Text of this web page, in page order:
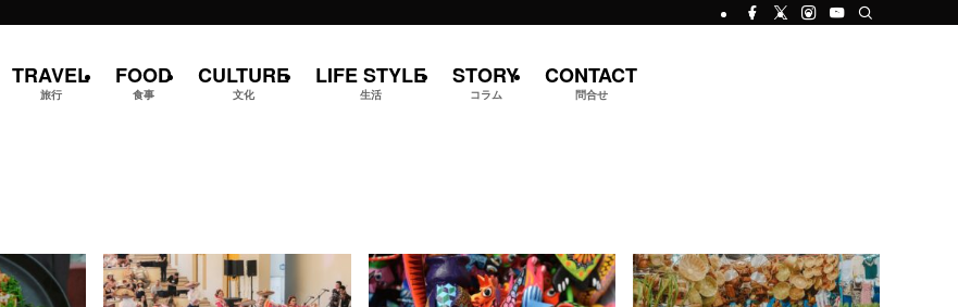
TRAVEL
旅行
FOOD
食事
CULTURE
文化
LIFE STYLE
生活
STORY
コラム
CONTACT
問合せ